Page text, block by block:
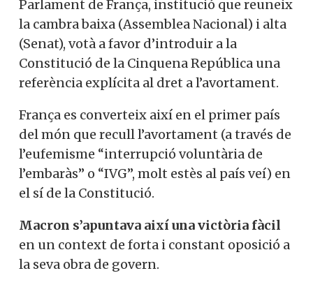
Parlament de França, institució que reuneix
la cambra baixa (Assemblea Nacional) i alta
(Senat), votà a favor d’introduir a la
Constitució de la Cinquena República una
referència explícita al dret a l’avortament.
França es converteix així en el primer país
del món que recull l’avortament (a través de
l’eufemisme “interrupció voluntària de
l’embaràs” o “IVG”, molt estès al país veí) en
el sí de la Constitució.
Macron s’apuntava així una victòria fàcil
en un context de forta i constant oposició a
la seva obra de govern.